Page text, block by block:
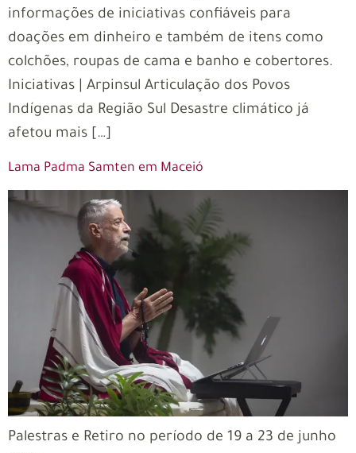
informações de iniciativas confiáveis para
doações em dinheiro e também de itens como
colchões, roupas de cama e banho e cobertores.
Iniciativas | Arpinsul Articulação dos Povos
Indígenas da Região Sul Desastre climático já
afetou mais […]
Lama Padma Samten em Maceió
Palestras e Retiro no período de 19 a 23 de junho